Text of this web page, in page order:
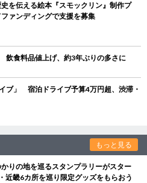
を伝える絵本『スモックリン』制作プ
ァンディングで支援を募集
飲食料品値上げ、約3年ぶりの多さに
ブ」 宿泊ドライブ予算4万円超、渋滞・
もっと見る
りの地を巡るスタンプラリーがスター
近畿6カ所を巡り限定グッズをもらおう